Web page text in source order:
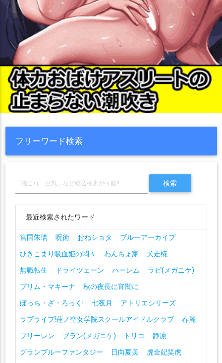
フリーワード検索
最近検索されたワード
宮国朱璃 呪術 おねショタ
ブルーアーカイブ
ひきこまり吸血姫の悶々
わんちょ家
犬走椛
無職転生
ドライツェーン ハーレム
ラピ(メガニケ)
プリム・マキーナ
秋の夜長に宵闇に
ぼっち・ざ・ろっく!
七夜月
アトリエシリーズ
ラブライブ!蓮ノ空女学院スクールアイドルクラブ
春麗
フリーレン
ブラン(メガニケ) トリコ
静凛
グランブルーファンタジー
日向夏美
虎金妃笑虎